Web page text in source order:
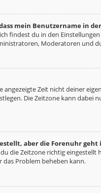
mein Benutzername in
findest du in den
Moderatoren und
Zeit nicht deiner
Die Zeitzone kann
aber die Forenuhr
die Zeitzone richtig
Problem beheben kann.